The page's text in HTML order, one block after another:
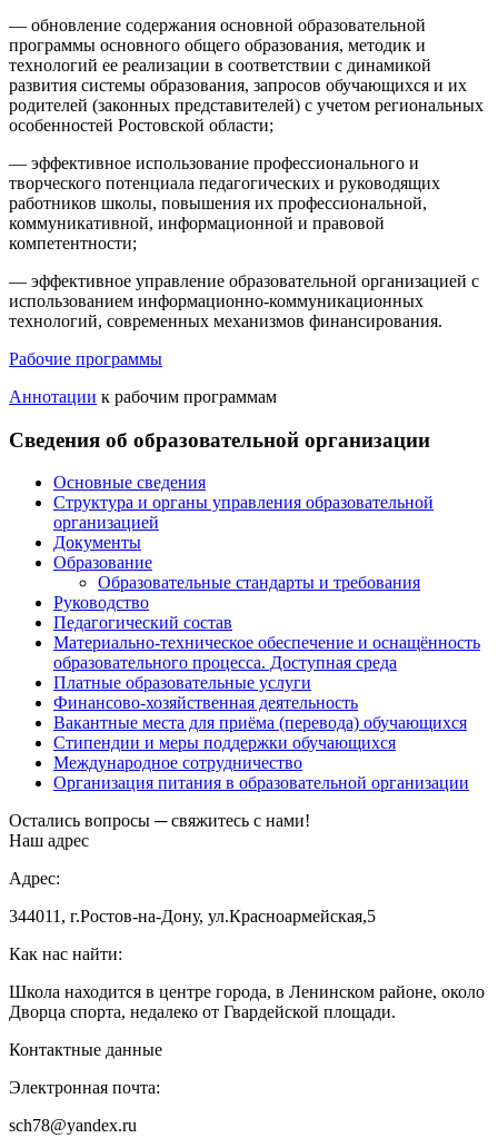
— обновление содержания основной образовательной
программы основного общего образования, методик и
технологий ее реализации в соответствии с динамикой
развития системы образования, запросов обучающихся и их
родителей (законных представителей) с учетом региональных
особенностей Ростовской области;
— эффективное использование профессионального и
творческого потенциала педагогических и руководящих
работников школы, повышения их профессиональной,
коммуникативной, информационной и правовой
компетентности;
— эффективное управление образовательной организацией с
использованием информационно-коммуникационных
технологий, современных механизмов финансирования.
Рабочие программы
Аннотации к рабочим программам
Сведения об образовательной организации
Основные сведения
Структура и органы управления образовательной
организацией
Документы
Образование
Образовательные стандарты и требования
Руководство
Педагогический состав
Материально-техническое обеспечение и оснащённость
образовательного процесса. Доступная среда
Платные образовательные услуги
Финансово-хозяйственная деятельность
Вакантные места для приёма (перевода) обучающихся
Стипендии и меры поддержки обучающихся
Международное сотрудничество
Организация питания в образовательной организации
Остались вопросы ─ свяжитесь с нами!
Наш адрес
Адрес:
344011, г.Ростов-на-Дону, ул.Красноармейская,5
Как нас найти:
Школа находится в центре города, в Ленинском районе, около
Дворца спорта, недалеко от Гвардейской площади.
Контактные данные
Электронная почта:
sch78@yandex.ru